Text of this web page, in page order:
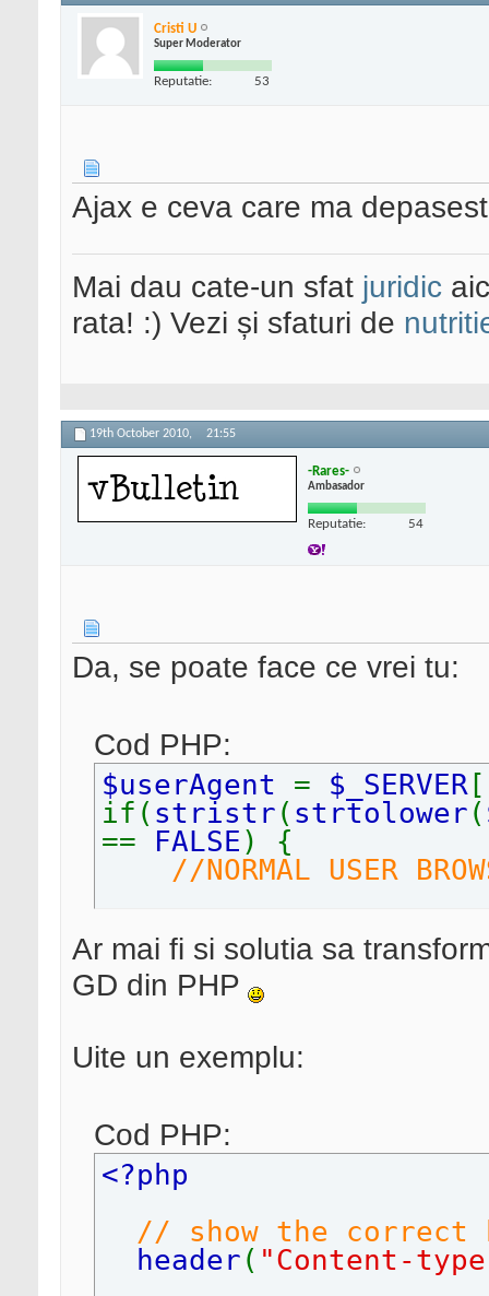
Cristi U
Super Moderator
Reputatie: 53
Ajax e ceva care ma
Mai dau cate-un sfat juridic
rata! :) Vezi și sfaturi de
19th October 2010, 21:55
-Rares-
Ambasador
Reputatie: 54
Da, se poate face ce vrei tu:
Cod PHP:
$userAgent = $_SERVER [
if( stristr ( strtolower (
== FALSE ) {
//NORMAL USER
else {
//THIS IS GOOGLE
Ar mai fi si solutia sa
GD din PHP
Uite un exemplu:
Cod PHP:
<?php
// show the correct
header ( "Content-